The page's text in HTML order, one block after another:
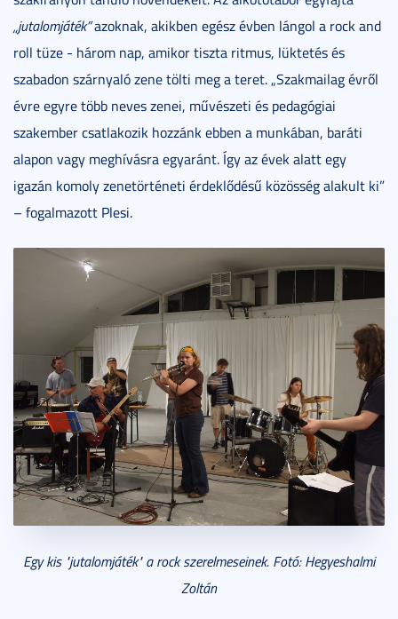
„jutalomjáték”azoknak, akikben egész évben lángol a rock and
roll tüze - három nap, amikor tiszta ritmus, lüktetés és
szabadon szárnyaló zene tölti meg a teret. „Szakmailag évről
évre egyre több neves zenei, művészeti és pedagógiai
szakember csatlakozik hozzánk ebben a munkában, baráti
alapon vagy meghívásra egyaránt. Így az évek alatt egy
igazán komoly zenetörténeti érdeklődésű közösség alakult ki”
– fogalmazott Plesi.
Egy kis "jutalomjáték" a rock szerelmeseinek. Fotó: Hegyeshalmi
Zoltán